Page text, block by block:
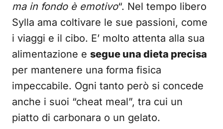
ma in fondo è emotivo“. Nel tempo libero
Sylla ama coltivare le sue passioni, come
i viaggi e il cibo. E’ molto attenta alla sua
alimentazione e segue una dieta precisa
per mantenere una forma fisica
impeccabile. Ogni tanto però si concede
anche i suoi “cheat meal”, tra cui un
piatto di carbonara o un gelato.